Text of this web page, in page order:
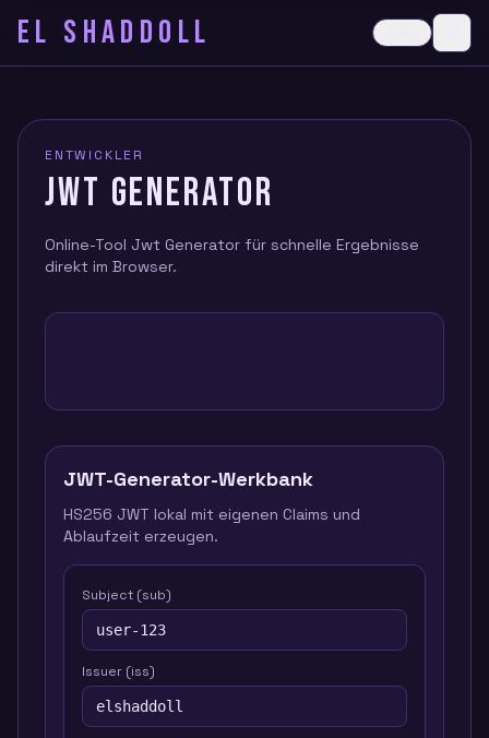
EL SHADDOLL
ENTWICKLER
JWT GENERATOR
Online-Tool Jwt Generator für schnelle Ergebnisse
direkt im Browser.
JWT-Generator-Werkbank
HS256 JWT lokal mit eigenen Claims und
Ablaufzeit erzeugen.
Subject (sub)
Issuer (iss)